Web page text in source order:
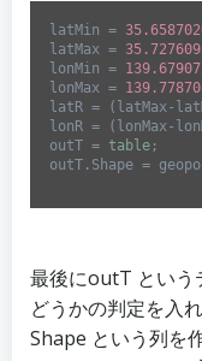
latMin =
latMax =
lonMin =
lonMax =
latR = (latMax-
lonR = (lonMax-
outT = table ;
outT.Shape =
最後にoutT という
どうかの判定を入
Shape という列を